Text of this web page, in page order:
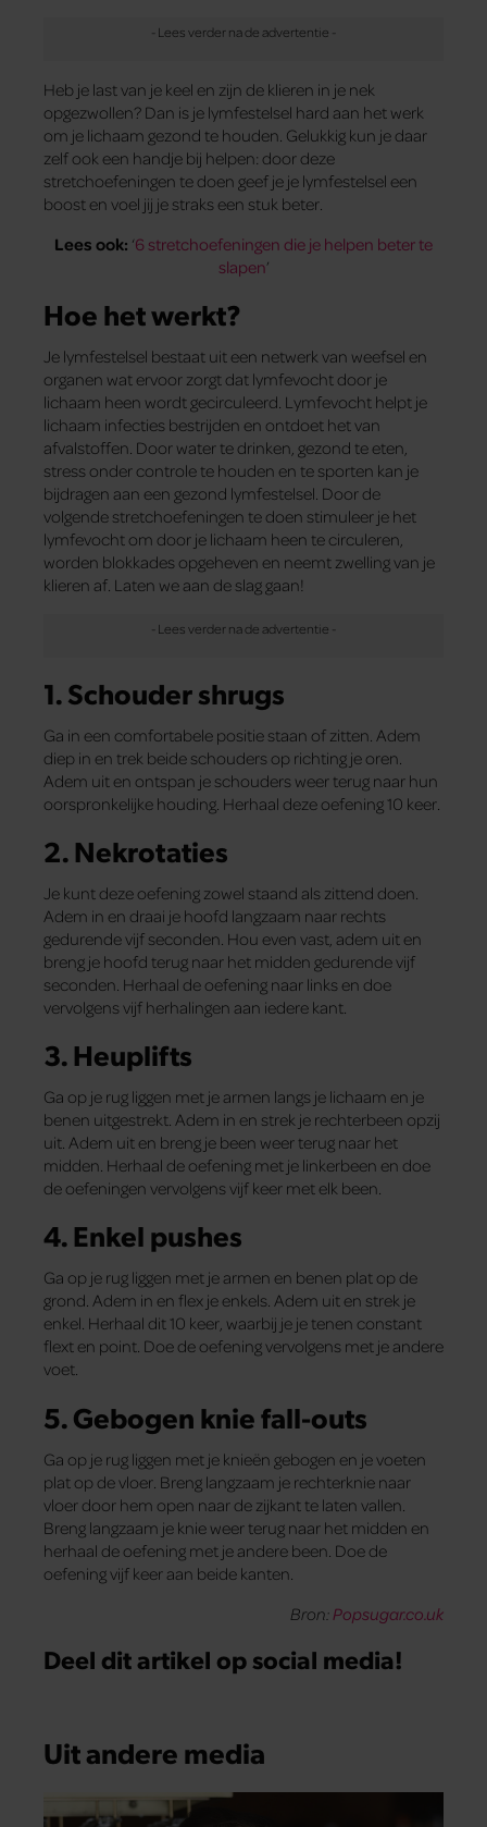
Heb je last van je keel en zijn de klieren in je nek
opgezwollen? Dan is je lymfestelsel hard aan het werk
om je lichaam gezond te houden. Gelukkig kun je daar
zelf ook een handje bij helpen: door deze
stretchoefeningen te doen geef je je lymfestelsel een
boost en voel jij je straks een stuk beter.
Lees ook: ‘6 stretchoefeningen die je helpen beter te
slapen’
Hoe het werkt?
Je lymfestelsel bestaat uit een netwerk van weefsel en
organen wat ervoor zorgt dat lymfevocht door je
lichaam heen wordt gecirculeerd. Lymfevocht helpt je
lichaam infecties bestrijden en ontdoet het van
afvalstoffen. Door water te drinken, gezond te eten,
stress onder controle te houden en te sporten kan je
bijdragen aan een gezond lymfestelsel. Door de
volgende stretchoefeningen te doen stimuleer je het
lymfevocht om door je lichaam heen te circuleren,
worden blokkades opgeheven en neemt zwelling van je
klieren af. Laten we aan de slag gaan!
1. Schouder shrugs
Ga in een comfortabele positie staan of zitten. Adem
diep in en trek beide schouders op richting je oren.
Adem uit en ontspan je schouders weer terug naar hun
oorspronkelijke houding. Herhaal deze oefening 10 keer.
2. Nekrotaties
Je kunt deze oefening zowel staand als zittend doen.
Adem in en draai je hoofd langzaam naar rechts
gedurende vijf seconden. Hou even vast, adem uit en
breng je hoofd terug naar het midden gedurende vijf
seconden. Herhaal de oefening naar links en doe
vervolgens vijf herhalingen aan iedere kant.
3. Heuplifts
Ga op je rug liggen met je armen langs je lichaam en je
benen uitgestrekt. Adem in en strek je rechterbeen opzij
uit. Adem uit en breng je been weer terug naar het
midden. Herhaal de oefening met je linkerbeen en doe
de oefeningen vervolgens vijf keer met elk been.
4. Enkel pushes
Ga op je rug liggen met je armen en benen plat op de
grond. Adem in en flex je enkels. Adem uit en strek je
enkel. Herhaal dit 10 keer, waarbij je je tenen constant
flext en point. Doe de oefening vervolgens met je andere
voet.
5. Gebogen knie fall-outs
Ga op je rug liggen met je knieën gebogen en je voeten
plat op de vloer. Breng langzaam je rechterknie naar
vloer door hem open naar de zijkant te laten vallen.
Breng langzaam je knie weer terug naar het midden en
herhaal de oefening met je andere been. Doe de
oefening vijf keer aan beide kanten.
Bron: Popsugar.co.uk
Deel dit artikel op social media!
Uit andere media